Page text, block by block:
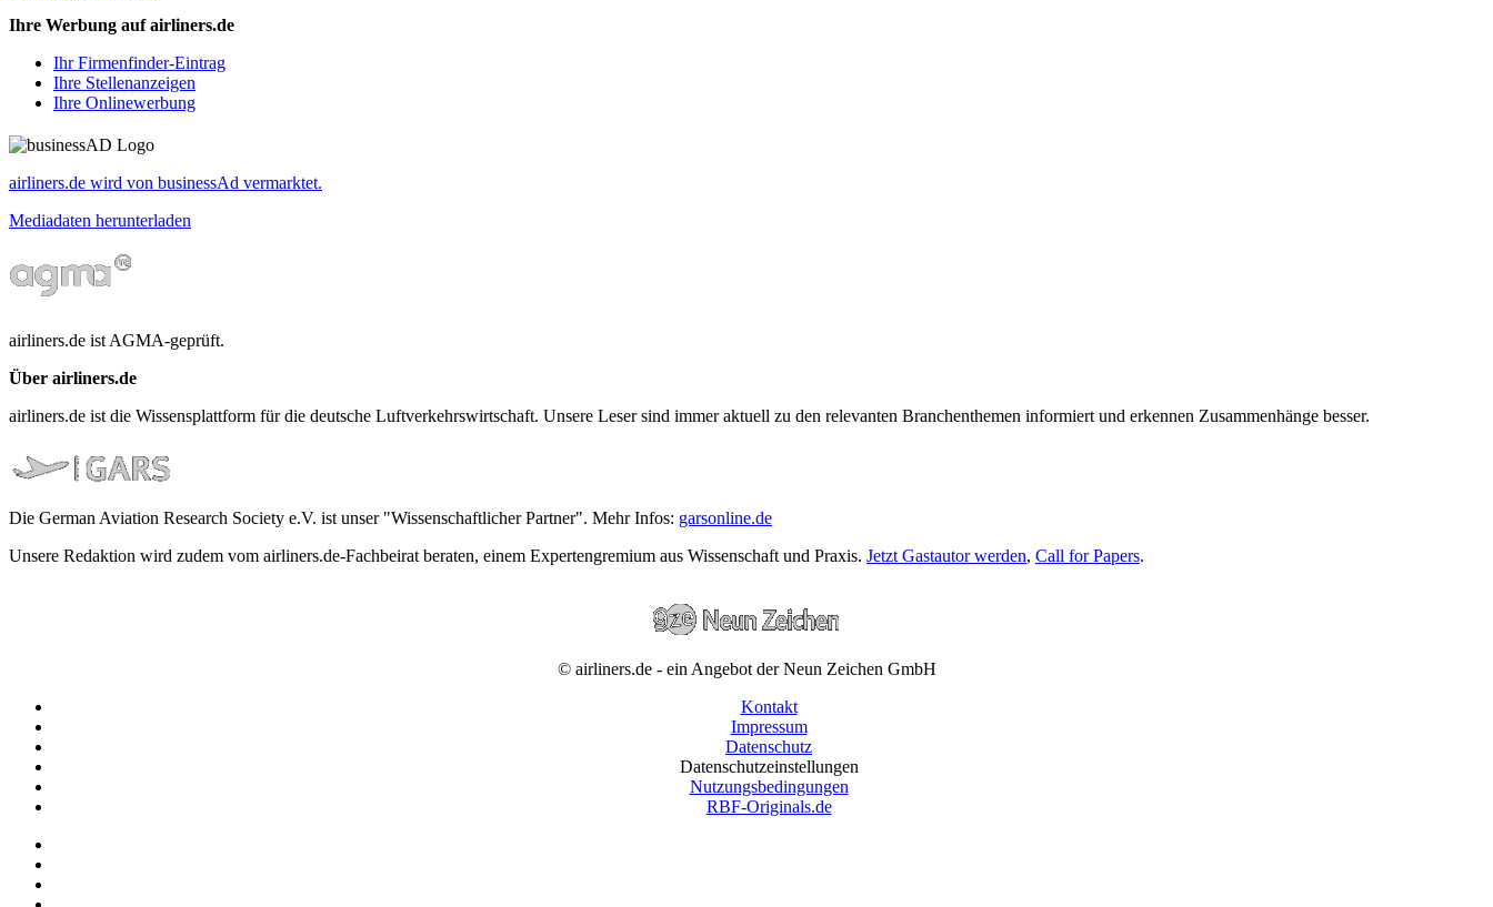
Ihre Werbung auf airliners.de
Ihr Firmenfinder-Eintrag
Ihre Stellenanzeigen
Ihre Onlinewerbung
airliners.de wird von businessAd vermarktet.
Mediadaten herunterladen
airliners.de ist AGMA-geprüft.
Über airliners.de
airliners.de ist die Wissensplattform für die deutsche Luftverkehrswirtschaft. Unsere Leser sind immer aktuell zu den relevanten Branchenthemen informiert und erkennen Zusammenhänge besser.
Die German Aviation Research Society e.V. ist unser "Wissenschaftlicher Partner". Mehr Infos: garsonline.de
Unsere Redaktion wird zudem vom airliners.de-Fachbeirat beraten, einem Expertengremium aus Wissenschaft und Praxis. Jetzt Gastautor werden, Call for Papers.
© airliners.de - ein Angebot der Neun Zeichen GmbH
Kontakt
Impressum
Datenschutz
Datenschutzeinstellungen
Nutzungsbedingungen
RBF-Originals.de